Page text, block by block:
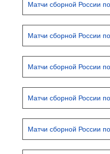
Матчи сборной России
Матчи сборной России
Матчи сборной России
Матчи сборной России
Матчи сборной России